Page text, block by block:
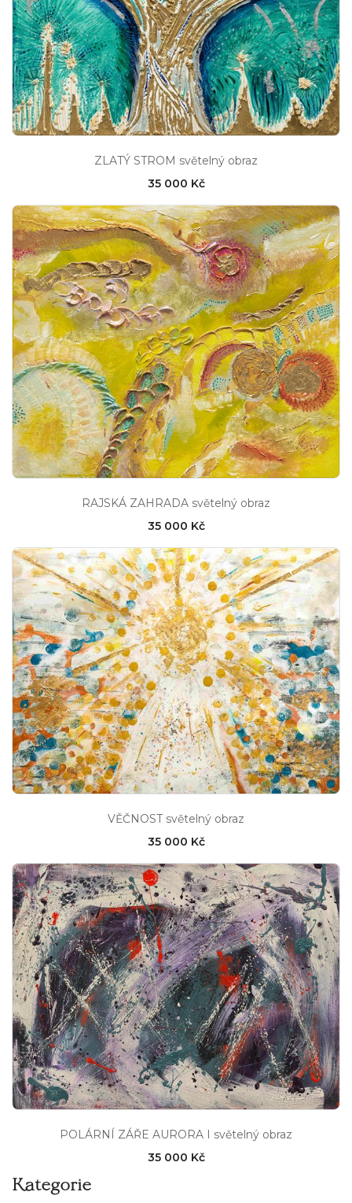
Kategorie
ZLATÝ STROM světelný obraz
35 000 Kč
RAJSKÁ ZAHRADA světelný obraz
35 000 Kč
VĚČNOST světelný obraz
35 000 Kč
POLÁRNÍ ZÁŘE AURORA I světelný obraz
35 000 Kč